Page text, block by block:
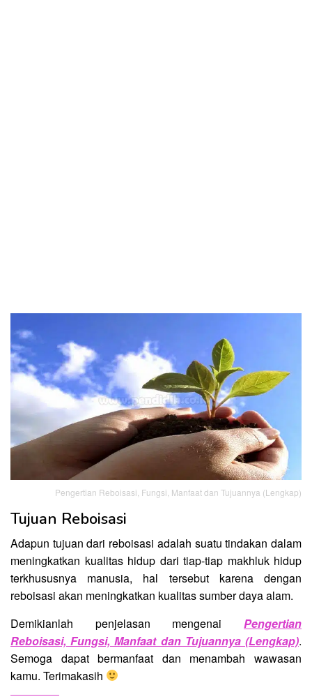
Pengertian Reboisasi, Fungsi, Manfaat dan Tujuannya (Lengkap)
Tujuan Reboisasi
Adapun tujuan dari reboisasi adalah suatu tindakan dalam
meningkatkan kualitas hidup dari tiap-tiap makhluk hidup
terkhususnya manusia, hal tersebut karena dengan
reboisasi akan meningkatkan kualitas sumber daya alam.
Demikianlah penjelasan mengenai Pengertian
Reboisasi, Fungsi, Manfaat dan Tujuannya (Lengkap).
Semoga dapat bermanfaat dan menambah wawasan
kamu. Terimakasih